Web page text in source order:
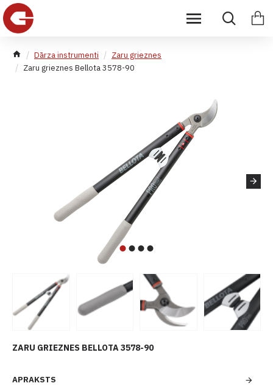
Dārza instrumenti
Zaru grieznes
Zaru grieznes Bellota 3578-90
ZARU GRIEZNES BELLOTA 3578-90
APRAKSTS